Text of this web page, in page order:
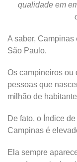
qualidade em
A saber,
São Paulo.
Os campineiros ou
pessoas que
milhão de
De fato, o Índice
Campinas é
Ela sempre